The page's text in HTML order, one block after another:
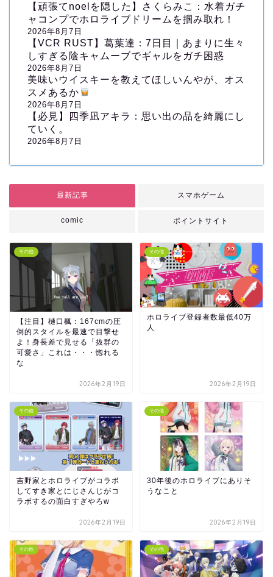
【頑張てnoelを隠した】さくらみこ：水着ガチ
ャコンプでホロライブドリームを掴み取れ！
2026年8月7日
【VCR RUST】葛葉達：7日目｜あまりに生々
しすぎる陰キャムーブでギャルをガチ困惑
2026年8月7日
美味いウイスキーを教えてほしいんやが、オス
スメあるか
2026年8月7日
【必見】四季凪アキラ：思い出の品を綺麗にし
ていく。
2026年8月7日
最新記事 スマホゲーム
comic ポイントサイト
その他
【注目】樋口楓：167cmの圧
倒的スタイルを最速で目撃せ
よ！身長差で見せる「抜群の
可愛さ」これは・・・惚れる
な
2026年2月19日
その他
ホロライブ登録者数最低40万
人
2026年2月19日
その他
吉野家とホロライブがコラボ
してすき家とにじさんじがコ
ラボするの面白すぎやろw
2026年2月19日
その他
30年後のホロライブにありそ
うなこと
2026年2月19日
その他 その他